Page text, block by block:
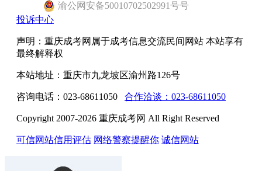
渝公网安备50010702502991号号
投诉中心
声明：重庆成考网属于成考信息交流民间网站 本站享有
最终解释权
本站地址：重庆市九龙坡区渝州路126号
咨询电话：023-68611050 合作洽谈：023-68611050
Copyright 2007-2026 重庆成考网 All Right Reserved
可信网站信用评估 网络警察提醒你 诚信网站